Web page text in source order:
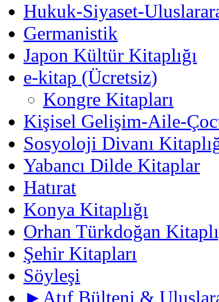
Hukuk-Siyaset-
Germanistik
Japon Kültür Kitaplığı
e-kitap (Ücretsiz)
Kongre Kitapları
Kişisel Gelişim-Aile-
Sosyoloji Divanı
Yabancı Dilde Kitaplar
Hatırat
Konya Kitaplığı
Orhan Türkdoğan
Şehir Kitapları
Söyleşi
►Atıf Bülteni &